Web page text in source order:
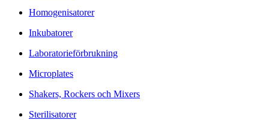
Homogenisatorer
Inkubatorer
Laboratorieförbrukning
Microplates
Shakers, Rockers och Mixers
Sterilisatorer